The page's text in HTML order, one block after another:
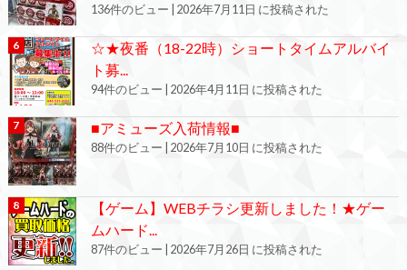
136件のビュー | 2026年7月11日 に投稿された
☆★夜番（18-22時）ショートタイムアルバイ
ト募...
94件のビュー | 2026年4月11日 に投稿された
■アミューズ入荷情報■
88件のビュー | 2026年7月10日 に投稿された
【ゲーム】WEBチラシ更新しました！★ゲー
ムハード...
87件のビュー | 2026年7月26日 に投稿された